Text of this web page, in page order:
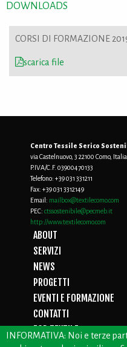
DOWNLOADS
CORSI DI FORMAZIONE
scarica file
Centro Tessile Serico
via Castelnuovo, 3 22100 Como, Italia
P.IVA/C.F. 03900470133
Telefono: +39 031 331211
Fax: +39 031 3312149
Email: mailbox@textilecomo.com
PEC: ctssostenibile@pecmeb.it
http://www.textilecomo.com
ABOUT
SERVIZI
NEWS
PROGETTI
EVENTI E FORMAZIONE
CONTATTI
FOR TEXTILE
D.LGS. 231/01
INFORMATIVA: Noi e terze